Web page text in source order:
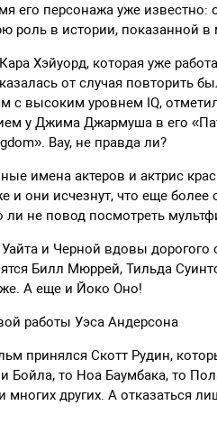
его персонажа уже известно:
роль в истории, показанной в
Хэйуорд, которая уже
от случая повторить
с высоким уровнем IQ,
у Джима Джармуша в его
Вау, не правда ли?
имена актеров и актрис
и они исчезнут, что еще
ли не повод посмотреть
и Черной вдовы
Билл Мюррей, Тильда
А еще и Йоко Оно!
работы Уэса Андерсона
принялся Скотт Рудин,
Бойла, то Ноа Баумбака, то
многих других. А отказаться